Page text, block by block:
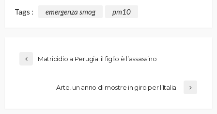
Tags : emergenza smog pm10
Matricidio a Perugia: il figlio è l’assassino
Arte, un anno di mostre in giro per l’Italia